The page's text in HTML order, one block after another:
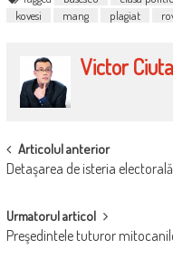
kovesi
mang plagiat
Victor
POST
NAVIGATION
Articolul anterior
Detaşarea de isteria
Urmatorul articol
Preşedintele tuturor